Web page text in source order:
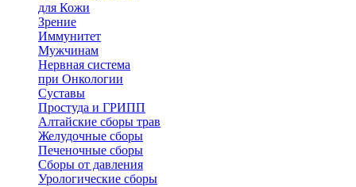
для Кожи
Зрение
Иммунитет
Мужчинам
Нервная система
при Онкологии
Суставы
Простуда и ГРИПП
Алтайские сборы трав
Желудочные сборы
Печеночные сборы
Сборы от давления
Урологические сборы